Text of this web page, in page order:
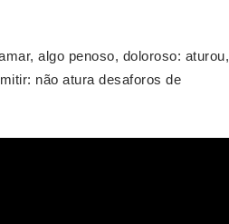
algo penoso, doloroso: aturou,
não atura desaforos de